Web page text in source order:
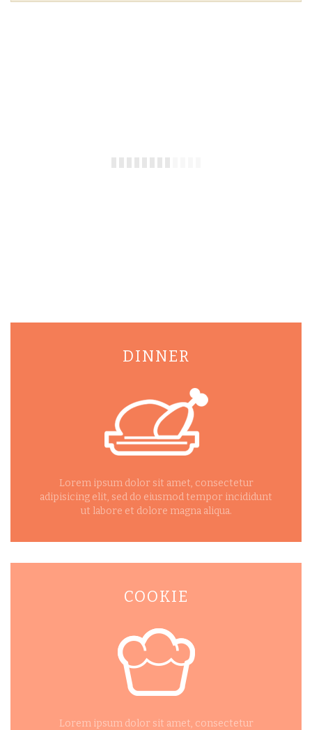
DINNER
Lorem ipsum dolor sit amet, consectetur
adipisicing elit, sed do eiusmod tempor incididunt
ut labore et dolore magna aliqua.
COOKIE
Lorem ipsum dolor sit amet, consectetur